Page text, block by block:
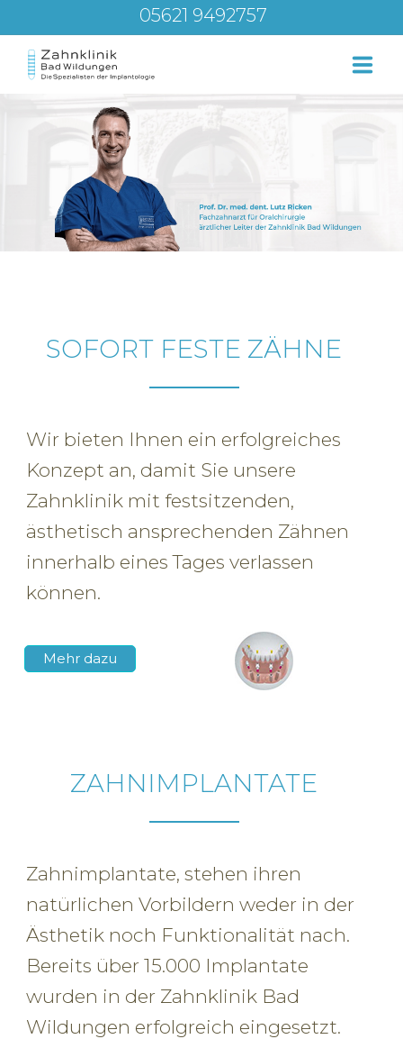
05621 9492757
Über uns
Leistungen
Service – Beratung
Kontakt
05621 9492757
SOFORT FESTE ZÄHNE
Wir bieten Ihnen ein erfolgreiches
Konzept an, damit Sie unsere
Zahnklinik mit festsitzenden,
ästhetisch ansprechenden Zähnen
innerhalb eines Tages verlassen
können.
Mehr dazu
ZAHNIMPLANTATE
Zahnimplantate, stehen ihren
natürlichen Vorbildern weder in der
Ästhetik noch Funktionalität nach.
Bereits über 15.000 Implantate
wurden in der Zahnklinik Bad
Wildungen erfolgreich eingesetzt.